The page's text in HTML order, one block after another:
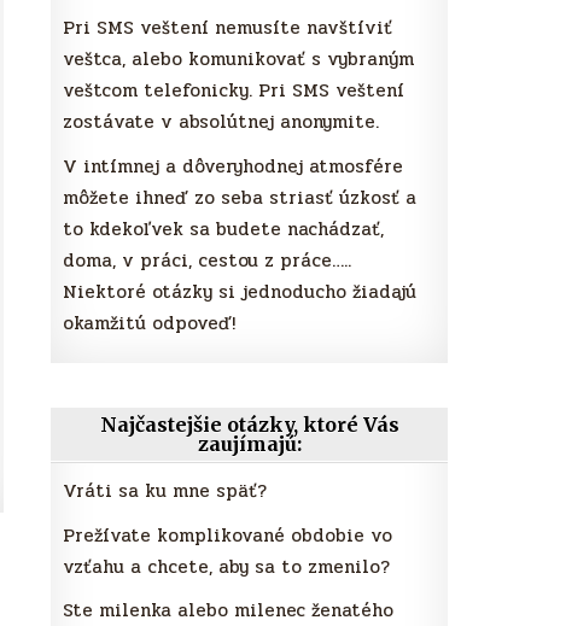
Pri SMS veštení nemusíte navštíviť
veštca, alebo komunikovať s vybraným
veštcom telefonicky. Pri SMS veštení
zostávate v absolútnej anonymite.
V intímnej a dôveryhodnej atmosfére
môžete ihneď zo seba striasť úzkosť a
to kdekoľvek sa budete nachádzať,
doma, v práci, cestou z práce…..
Niektoré otázky si jednoducho žiadajú
okamžitú odpoveď!
Najčastejšie otázky, ktoré Vás
zaujímajú:
Vráti sa ku mne späť?
Prežívate komplikované obdobie vo
vzťahu a chcete, aby sa to zmenilo?
Ste milenka alebo milenec ženatého